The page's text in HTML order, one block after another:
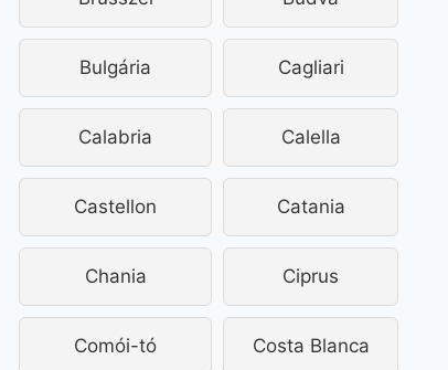
Bulgária Cagliari
Calabria Calella
Castellon Catania
Chania Ciprus
Comói-tó Costa Blanca